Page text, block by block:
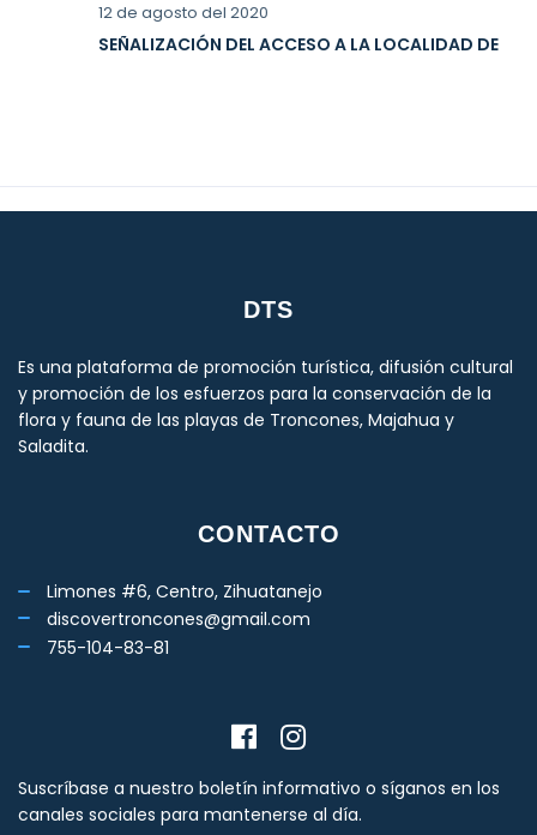
12 de agosto del 2020
SEÑALIZACIÓN DEL ACCESO A LA LOCALIDAD DE
DTS
Es una plataforma de promoción turística, difusión cultural
y promoción de los esfuerzos para la conservación de la
flora y fauna de las playas de Troncones, Majahua y
Saladita.
CONTACTO
Limones #6, Centro, Zihuatanejo
discovertroncones@gmail.com
755-104-83-81
Suscríbase a nuestro boletín informativo o síganos en los
canales sociales para mantenerse al día.